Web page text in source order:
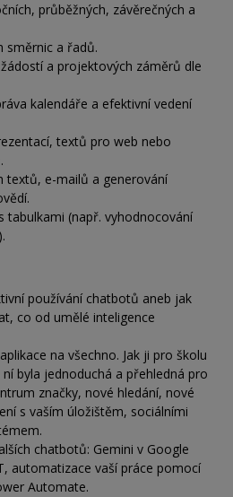
průběžných, závěrečných a
směrnic a řadů.
a projektových záměrů dle
kalendáře a efektivní vedení
textů pro web nebo
textů, e-mailů a generování
tabulkami (např. vyhodnocování
používání chatbotů aneb jak
co od umělé inteligence
na všechno. Jak ji pro školu
byla jednoduchá a přehledná pro
značky, nové hledání, nové
s vaším úložištěm, sociálními
chatbotů: Gemini v Google
automatizace vaší práce pomocí
Automate.